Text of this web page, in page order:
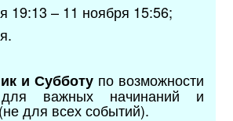
19:13 – 11 ноября 15:56;
и Субботупо возможности
важных начинаний и
для всех событий).